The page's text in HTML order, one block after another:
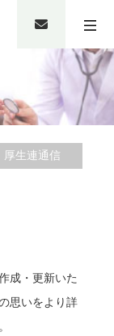
厚生連通信
成・更新いた
思いをより詳